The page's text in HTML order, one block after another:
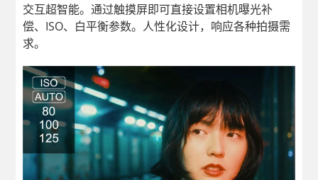
交互超智能。通过触摸屏即可直接设置相机曝光补
偿、ISO、白平衡参数。人性化设计，响应各种拍摄需
求。